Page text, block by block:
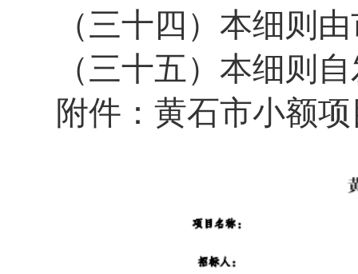
（三十四）本细则
（三十五）本细则
附件：黄石市小额